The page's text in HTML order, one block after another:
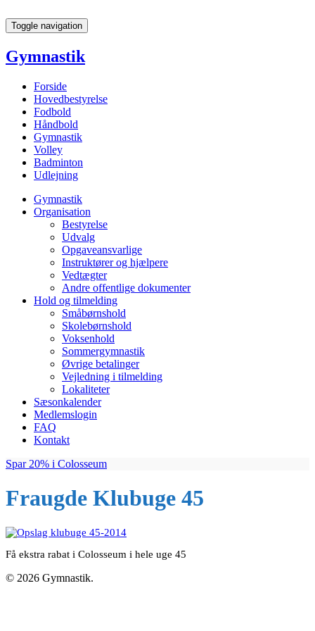
Toggle navigation
Gymnastik
Forside
Hovedbestyrelse
Fodbold
Håndbold
Gymnastik
Volley
Badminton
Udlejning
Gymnastik
Organisation
Bestyrelse
Udvalg
Opgaveansvarlige
Instruktører og hjælpere
Vedtægter
Andre offentlige dokumenter
Hold og tilmelding
Småbørnshold
Skolebørnshold
Voksenhold
Sommergymnastik
Øvrige betalinger
Vejledning i tilmelding
Lokaliteter
Sæsonkalender
Medlemslogin
FAQ
Kontakt
Spar 20% i Colosseum
Fraugde Klubuge 45
Få ekstra rabat i Colosseum i hele uge 45
© 2026 Gymnastik.